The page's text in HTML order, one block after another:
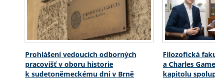
Prohlášení vedoucích odborných
pracovišť v oboru historie
k sudetoněmeckému dni v Brně
Filozofická
a Charles
kapitolu